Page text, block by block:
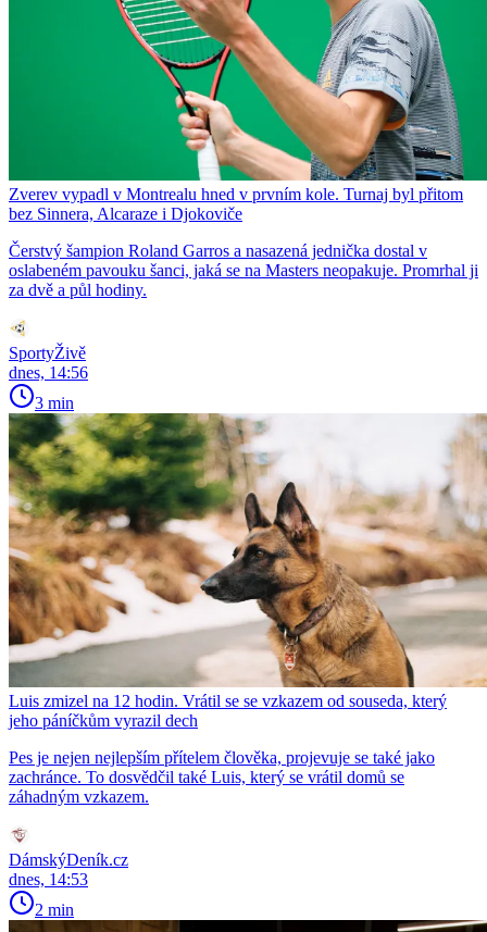
Zverev vypadl v Montrealu hned v prvním kole. Turnaj byl přitom
bez Sinnera, Alcaraze i Djokoviče
Čerstvý šampion Roland Garros a nasazená jednička dostal v
oslabeném pavouku šanci, jaká se na Masters neopakuje. Promrhal ji
za dvě a půl hodiny.
SportyŽivě
dnes, 14:56
3 min
Luis zmizel na 12 hodin. Vrátil se se vzkazem od souseda, který
jeho páníčkům vyrazil dech
Pes je nejen nejlepším přítelem člověka, projevuje se také jako
zachránce. To dosvědčil také Luis, který se vrátil domů se
záhadným vzkazem.
DámskýDeník.cz
dnes, 14:53
2 min